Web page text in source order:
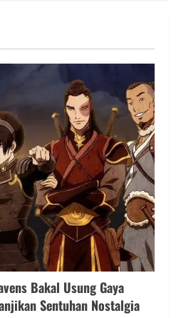
Bakal Usung Gaya
Sentuhan Nostalgia